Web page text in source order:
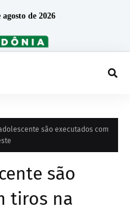
de 2026
são executados com
são
tiros na